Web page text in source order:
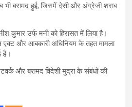
भी बरामद हुई, जिसमें देसी और अंग्रेजी शराब
कुमार उर्फ मनी को हिरासत में लिया है।
एक्ट और आबकारी अधिनियम के तहत मामला
है।
और बरामद विदेशी मुद्रा के संबंधों की